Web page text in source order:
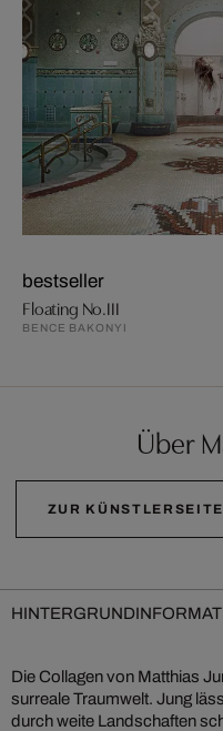
bestseller
Floating No.III
BENCE BAKONYI
Über
ZUR KÜNSTLERSEITE
Die Collagen von Matthias
surreale Traumwelt. Jung
durch weite Landschaften